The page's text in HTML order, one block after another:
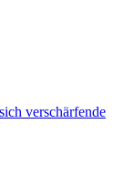
verschärfende